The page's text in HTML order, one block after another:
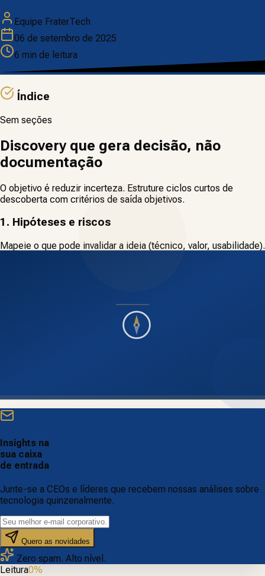
Equipe FraterTech
06 de setembro de 2025
6 min de leitura
Índice
Sem seções
Discovery que gera decisão, não
documentação
O objetivo é reduzir incerteza. Estruture ciclos curtos de
descoberta com critérios de saída objetivos.
1. Hipóteses e riscos
Mapeie o que pode invalidar a ideia (técnico, valor, usabilidade).
entregamos roadmap priorizado.
Insights na
sua caixa
de entrada
Junte-se a CEOs e líderes que recebem nossas análises sobre
tecnologia quinzenalmente.
Quero as novidades
Zero spam. Alto nível.
Leitura0%